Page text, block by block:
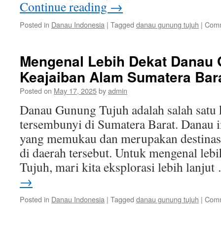
Continue reading →
Posted in Danau Indonesia | Tagged danau gunung tujuh |
Mengenal Lebih Dekat Danau
Keajaiban Alam Sumatera
Posted on May 17, 2025byadmin
Danau Gunung Tujuh adalah salah satu
tersembunyi di Sumatera Barat.
yang memukau dan merupakan
di daerah tersebut. Untuk mengenal
Tujuh, mari kita eksplorasi lebih
→
Posted in Danau Indonesia | Tagged danau gunung tujuh |